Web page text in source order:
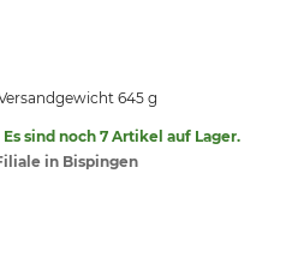
645 g
sind noch 7 Artikel auf Lager.
in Bispingen